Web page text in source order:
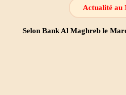
Actualité au
Selon Bank Al Maghreb le